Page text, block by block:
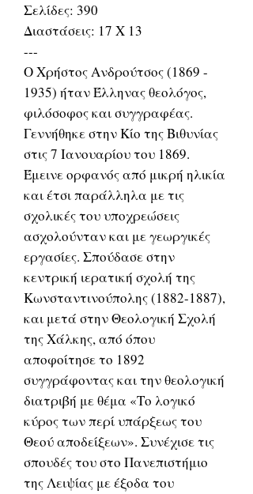
Σελίδες: 390
Διαστάσεις: 17 Χ 13
---
Ο Χρήστος Ανδρούτσος (1869 -
1935) ήταν Έλληνας θεολόγος,
φιλόσοφος και συγγραφέας.
Γεννήθηκε στην Κίο της Βιθυνίας
στις 7 Ιανουαρίου του 1869.
Έμεινε ορφανός από μικρή ηλικία
και έτσι παράλληλα με τις
σχολικές του υποχρεώσεις
ασχολούνταν και με γεωργικές
εργασίες. Σπούδασε στην
κεντρική ιερατική σχολή της
Κωνσταντινούπολης (1882-1887),
και μετά στην Θεολογική Σχολή
της Χάλκης, από όπου
αποφοίτησε το 1892
συγγράφοντας και την θεολογική
διατριβή με θέμα «Το λογικό
κύρος των περί υπάρξεως του
Θεού αποδείξεων». Συνέχισε τις
σπουδές του στο Πανεπιστήμιο
της Λειψίας με έξοδα του